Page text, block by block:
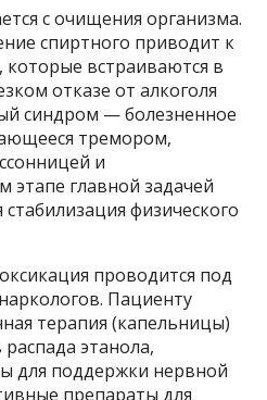
с очищения организма.
спиртного приводит к
встраиваются в
отказе от алкоголя
синдром — болезненное
тремором,
и
этапе главной задачей
стабилизация физического
проводится под
Пациенту
терапия (капельницы)
этанола,
для поддержки нервной
препараты для